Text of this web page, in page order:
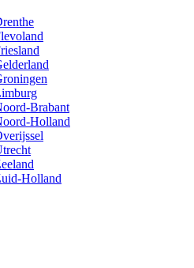
Brabant
Holland
Holland